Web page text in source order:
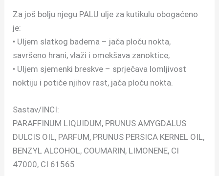
Za još bolju njegu PALU ulje za kutikulu obogaćeno
je:
• Uljem slatkog badema – jača ploču nokta,
savršeno hrani, vlaži i omekšava zanoktice;
• Uljem sjemenki breskve – sprječava lomljivost
noktiju i potiče njihov rast, jača ploču nokta.
Sastav/INCI:
PARAFFINUM LIQUIDUM, PRUNUS AMYGDALUS
DULCIS OIL, PARFUM, PRUNUS PERSICA KERNEL OIL,
BENZYL ALCOHOL, COUMARIN, LIMONENE, CI
47000, CI 61565